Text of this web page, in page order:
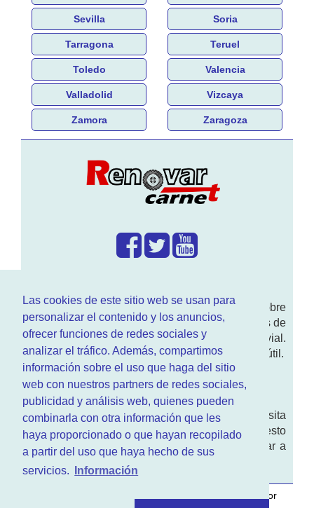
Las cookies de este sitio web se usan para
personalizar el contenido y los anuncios,
ofrecer funciones de redes sociales y
analizar el tráfico. Además, compartimos
información sobre el uso que haga del sitio
web con nuestros partners de redes sociales,
publicidad y análisis web, quienes pueden
combinarla con otra información que les
haya proporcionado o que hayan recopilado
a partir del uso que haya hecho de sus
servicios.
Información
Sevilla Soria
Tarragona Teruel
Toledo Valencia
Valladolid Vizcaya
Zamora Zaragoza
Enwww.RenovarCarnet.comTe contamos sobre
larenovación del permisode conducir, noticias de
actualidad motor y sobre todo seguridad vial.
Ademas tenemos todo tipo de información DGT útil.
¿Quienes somos?
Quieres saber quien mantiene la pagina, visita
nuestrasección de contacto. Aquí tienes nuesto
aviso legal
. Basicamente no queremos engañar a
nadie.
por